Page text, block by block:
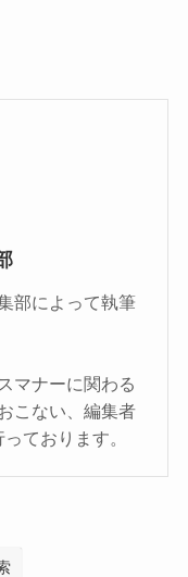
部によって執筆
マナーに関わる
こない、編集者
ております。